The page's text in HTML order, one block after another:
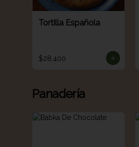
Tortilla Española
$28.400
Panadería